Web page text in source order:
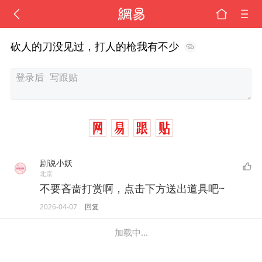
砍人的刀没见过，打人的枪我有不少
剧说小妖
北京
不要吝啬打赏啊，点击下方送出道具吧~
2026-04-07 回复
加载中...